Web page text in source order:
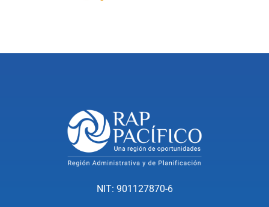
NIT: 901127870-6